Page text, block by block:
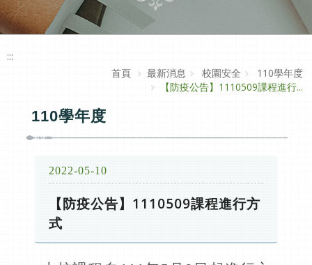
:::
首頁
最新消息 校園安全
110學年度
【防疫公告】1110509課程進行...
110學年度
2022-05-10
【防疫公告】1110509課程進行方
式